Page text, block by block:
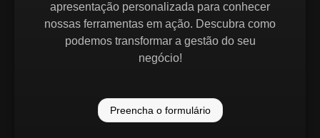
apresentação personalizada para conhecer
nossas ferramentas em ação. Descubra como
podemos transformar a gestão do seu
negócio!
Preencha o formulário